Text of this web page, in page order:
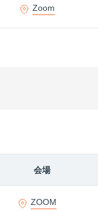
Zoom
会場
ZOOM